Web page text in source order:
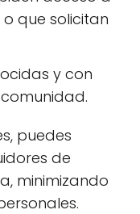
que solicitan
y con
puedes
de
minimizando